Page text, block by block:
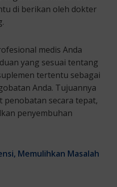
di berikan oleh dokter
medis Anda
yang sesuai tentang
tertentu sebagai
Anda. Tujuannya
penobatan secara tepat,
penyembuhan
Memulihkan Masalah